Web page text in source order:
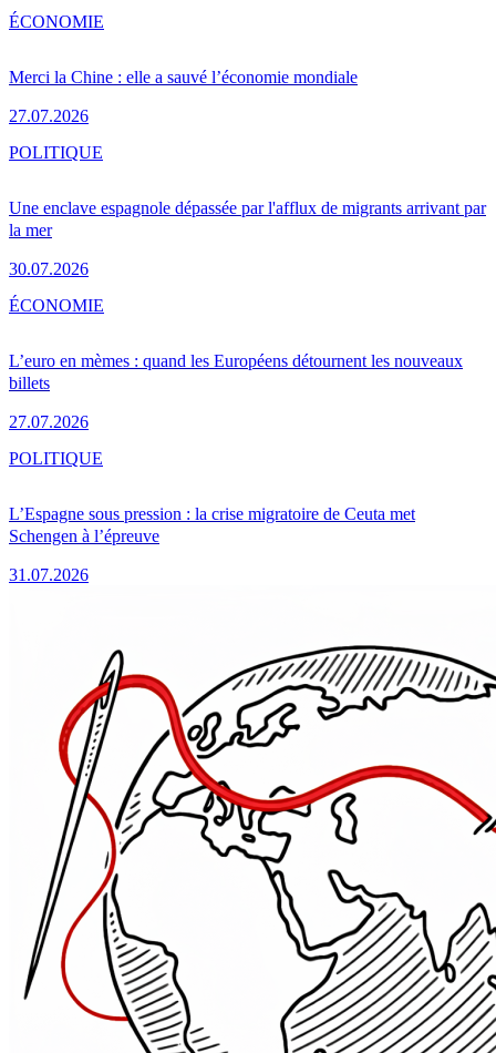
Merci la Chine : elle a sauvé l’économie mondiale
27.07.2026
ÉCONOMIE
Une enclave espagnole dépassée par l'afflux de migrants arrivant par
la mer
30.07.2026
POLITIQUE
L’euro en mèmes : quand les Européens détournent les nouveaux
billets
27.07.2026
ÉCONOMIE
L’Espagne sous pression : la crise migratoire de Ceuta met
Schengen à l’épreuve
31.07.2026
POLITIQUE